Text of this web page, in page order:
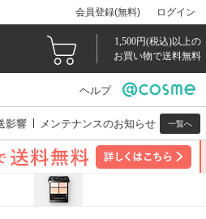
会員登録(無料) ログイン
1,500円(税込)以上の
お買い物で送料無料
ヘルプ
影響 メンテナンスのお知らせ 一覧へ